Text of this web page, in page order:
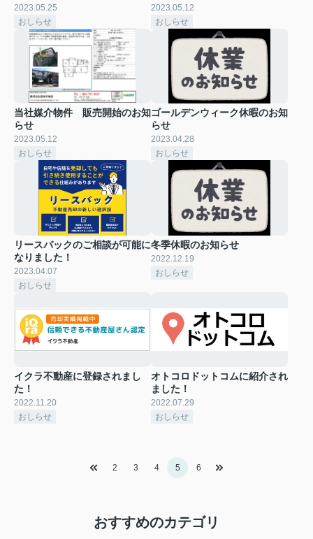
2023.05.25
おしらせ
2023.05.12
おしらせ
当社媒介物件 販売開始のお知
らせ
2023.05.12
おしらせ
ゴールデンウィーク休暇のお知
らせ
2023.04.28
おしらせ
リースバックのご相談が可能に
なりました！
2023.04.07
おしらせ
冬季休暇のお知らせ
2022.12.19
おしらせ
イクラ不動産に登録されまし
た！
2022.11.20
おしらせ
オトコロドットコムに紹介され
ました！
2022.07.29
おしらせ
2 3 4 5 6
おすすめのカテゴリ